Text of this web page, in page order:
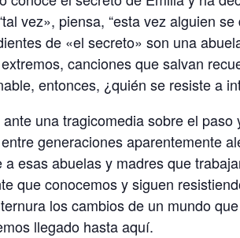
vez», piensa, “esta vez alguien se
de «el secreto» son una
canciones que salvan
entonces, ¿quién se resiste a
una tragicomedia sobre el paso
generaciones aparentemente
a esas abuelas y madres que
que conocemos y siguen
los cambios de un mundo
llegado hasta aquí.